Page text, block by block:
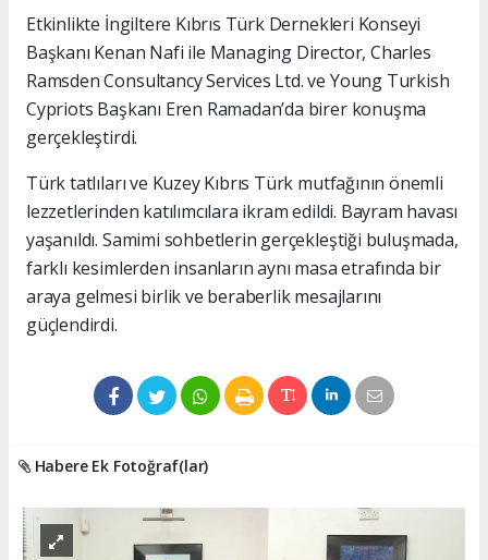
Etkinlikte İngiltere Kıbrıs Türk Dernekleri Konseyi
Başkanı Kenan Nafi ile Managing Director, Charles
Ramsden Consultancy Services Ltd. ve Young Turkish
Cypriots Başkanı Eren Ramadan’da birer konuşma
gerçekleştirdi.
Türk tatlıları ve Kuzey Kıbrıs Türk mutfağının önemli
lezzetlerinden katılımcılara ikram edildi. Bayram havası
yaşanıldı. Samimi sohbetlerin gerçekleştiği buluşmada,
farklı kesimlerden insanların aynı masa etrafında bir
araya gelmesi birlik ve beraberlik mesajlarını
güçlendirdi.
Habere Ek Fotoğraf(lar)